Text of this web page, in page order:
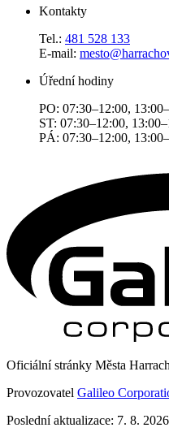
Kontakty
Tel.: 481 528 133
E-mail:
Úřední hodiny
PO: 07:30–12:00,
ST: 07:30–12:00,
PÁ: 07:30–12:00,
Oficiální stránky Města
Provozovatel Galileo
Poslední aktualizace: 7. 8. 2026